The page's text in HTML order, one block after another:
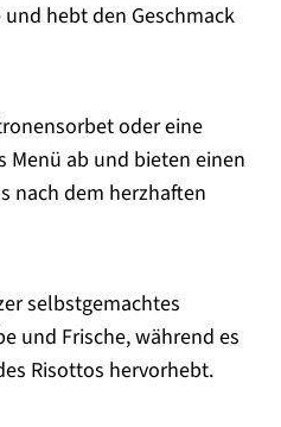
hebt den Geschmack
oder eine
Menü ab und bieten einen
nach dem herzhaften
selbstgemachtes
und Frische, während es
Risottos hervorhebt.